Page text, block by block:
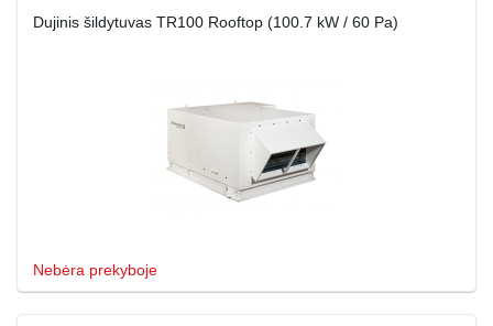
Dujinis šildytuvas TR100 Rooftop (100.7 kW / 60 Pa)
Nebėra prekyboje